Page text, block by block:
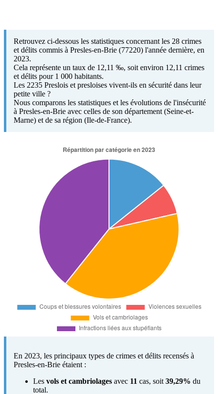
Retrouvez ci-dessous les statistiques concernant les 28 crimes
et délits commis à Presles-en-Brie (77220) l'année dernière, en
2023.
Cela représente un taux de 12,11 ‰, soit environ 12,11 crimes
et délits pour 1 000 habitants.
Les 2235 Preslois et presloises vivent-ils en sécurité dans leur
petite ville ?
Nous comparons les statistiques et les évolutions de l'insécurité
à Presles-en-Brie avec celles de son département (Seine-et-
Marne) et de sa région (Ile-de-France).
En 2023, les principaux types de crimes et délits recensés à
Presles-en-Brie étaient :
Les vols et cambriolages avec 11 cas, soit 39,29% du
total.